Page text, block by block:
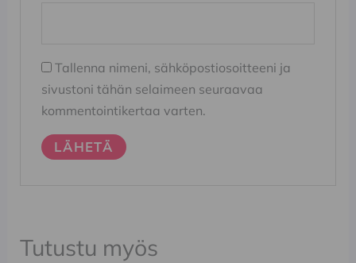
Tallenna nimeni, sähköpostiosoitteeni ja
sivustoni tähän selaimeen seuraavaa
kommentointikertaa varten.
Tutustu myös